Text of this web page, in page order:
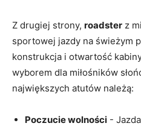
Z ⁤drugiej ‍strony, roadster z
sportowej ⁤jazdy na świeżym‌
konstrukcja ⁣i ​otwartość
wyborem dla ⁣miłośników
największych⁢ atutów⁤ należą:
Poczucie​ wolności ⁤-